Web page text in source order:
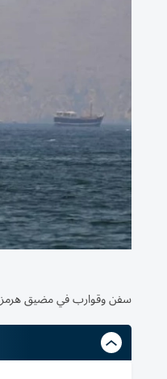
سفن وقوارب في مضيق هرمز